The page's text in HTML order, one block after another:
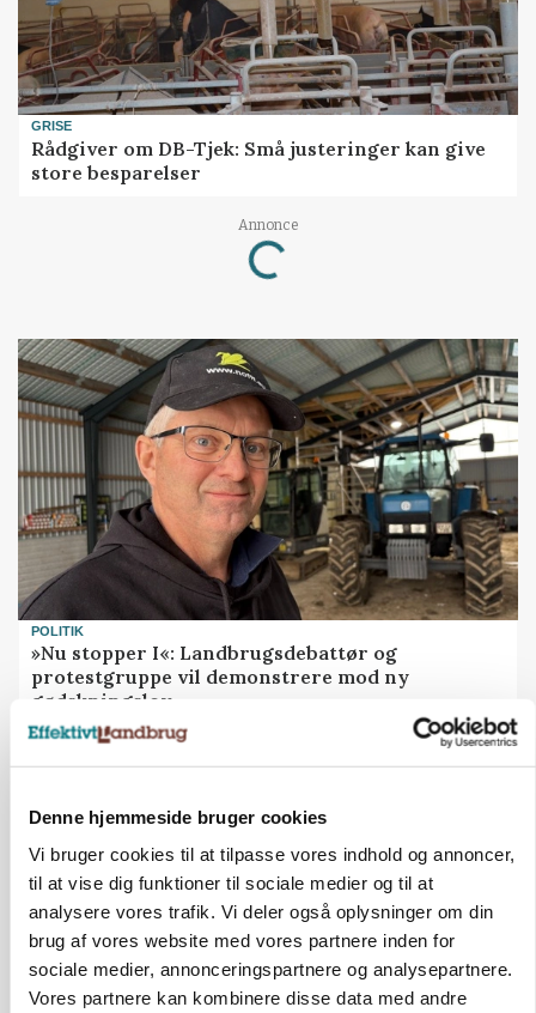
Denne hjemmeside bruger cookies
Vi bruger cookies til at tilpasse vores indhold og annoncer,
til at vise dig funktioner til sociale medier og til at
analysere vores trafik. Vi deler også oplysninger om din
brug af vores website med vores partnere inden for
sociale medier, annonceringspartnere og analysepartnere.
Vores partnere kan kombinere disse data med andre
GRISE
Rådgiver om DB-Tjek: Små justeringer kan give
store besparelser
Annonce
Loading...
POLITIK
»Nu stopper I«: Landbrugsdebattør og
protestgruppe vil demonstrere mod ny
gødskningslov